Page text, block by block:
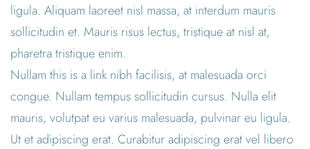
ligula. Aliquam laoreet nisl massa, at interdum mauris
sollicitudin et. Mauris risus lectus, tristique at nisl at,
pharetra tristique enim.
Nullam this is a link nibh facilisis, at malesuada orci
congue. Nullam tempus sollicitudin cursus. Nulla elit
mauris, volutpat eu varius malesuada, pulvinar eu ligula.
Ut et adipiscing erat. Curabitur adipiscing erat vel libero